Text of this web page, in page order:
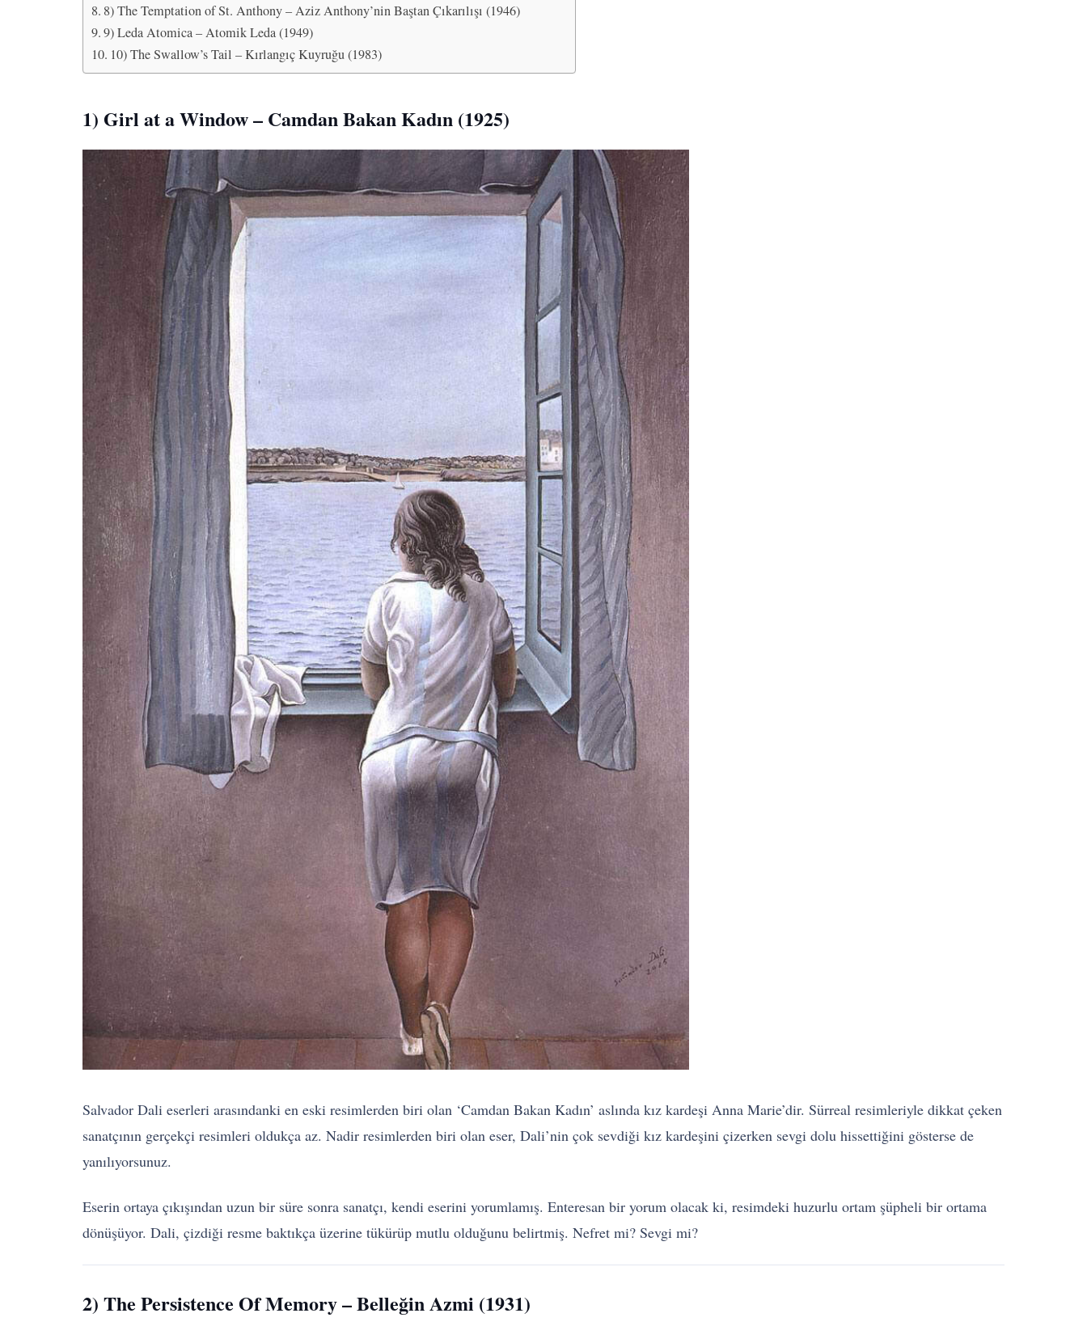
8) The Temptation of St. Anthony – Aziz Anthony’nin Baştan Çıkarılışı (1946)
9) Leda Atomica – Atomik Leda (1949)
10) The Swallow’s Tail – Kırlangıç Kuyruğu (1983)
1) Girl at a Window – Camdan Bakan Kadın (1925)
Salvador Dali eserleri arasındanki en eski resimlerden biri olan ‘Camdan Bakan Kadın’ aslında kız kardeşi Anna Marie’dir. Sürreal resimleriyle dikkat çeken
sanatçının gerçekçi resimleri oldukça az. Nadir resimlerden biri olan eser, Dali’nin çok sevdiği kız kardeşini çizerken sevgi dolu hissettiğini gösterse de
yanılıyorsunuz.
Eserin ortaya çıkışından uzun bir süre sonra sanatçı, kendi eserini yorumlamış. Enteresan bir yorum olacak ki, resimdeki huzurlu ortam şüpheli bir ortama
dönüşüyor. Dali, çizdiği resme baktıkça üzerine tükürüp mutlu olduğunu belirtmiş. Nefret mi? Sevgi mi?
2) The Persistence Of Memory – Belleğin Azmi (1931)